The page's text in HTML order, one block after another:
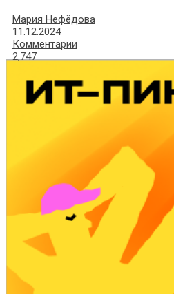
Мария Нефёдова
11.12.2024
Комментарии
2,747